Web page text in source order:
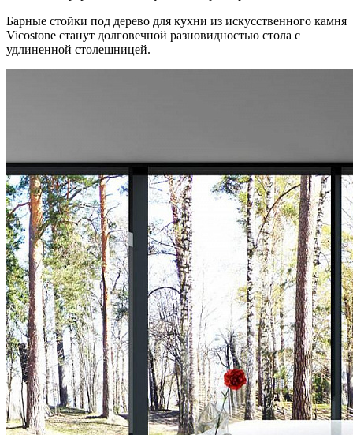
Барные стойки под дерево для кухни из искусственного камня
Vicostone станут долговечной разновидностью стола с
удлиненной столешницей.